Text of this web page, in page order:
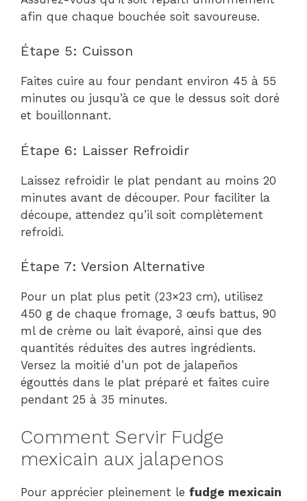
afin que chaque bouchée soit savoureuse.
Étape 5: Cuisson
Faites cuire au four pendant environ 45 à 55
minutes ou jusqu’à ce que le dessus soit doré
et bouillonnant.
Étape 6: Laisser Refroidir
Laissez refroidir le plat pendant au moins 20
minutes avant de découper. Pour faciliter la
découpe, attendez qu’il soit complètement
refroidi.
Étape 7: Version Alternative
Pour un plat plus petit (23×23 cm), utilisez
450 g de chaque fromage, 3 œufs battus, 90
ml de crème ou lait évaporé, ainsi que des
quantités réduites des autres ingrédients.
Versez la moitié d’un pot de jalapeños
égouttés dans le plat préparé et faites cuire
pendant 25 à 35 minutes.
Comment Servir Fudge
mexicain aux jalapenos
Pour apprécier pleinement le fudge mexicain